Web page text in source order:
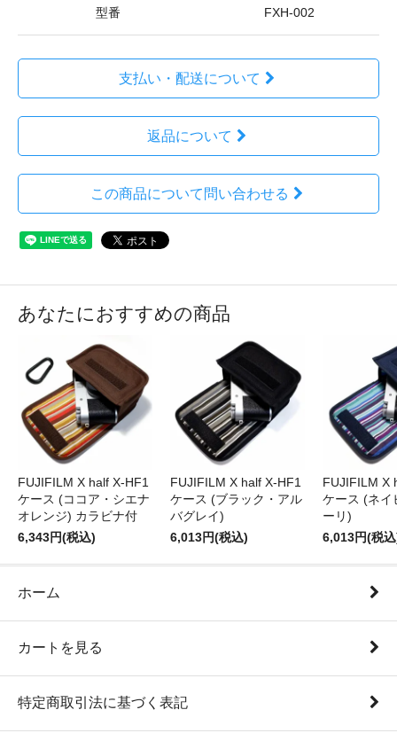
型番 FXH-002
支払い・配送について
返品について
この商品について問い合わせる
あなたにおすすめの商品
FUJIFILM X half X-HF1
ケース (ココア・シエナ
オレンジ) カラビナ付
6,343円(税込)
FUJIFILM X half X-HF1
ケース (ブラック・アル
バグレイ)
6,013円(税込)
FUJIFILM X
ケース (ネイ
ーリ)
6,013円(税
ホーム
カートを見る
特定商取引法に基づく表記